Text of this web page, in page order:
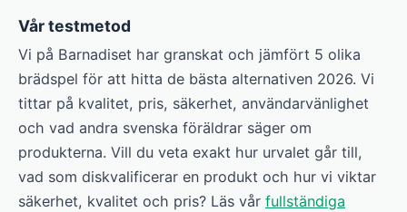
Vår testmetod
Vi på Barnadiset har granskat och jämfört 5 olika
brädspel för att hitta de bästa alternativen 2026. Vi
tittar på kvalitet, pris, säkerhet, användarvänlighet
och vad andra svenska föräldrar säger om
produkterna. Vill du veta exakt hur urvalet går till,
vad som diskvalificerar en produkt och hur vi viktar
säkerhet, kvalitet och pris? Läs vår fullständiga